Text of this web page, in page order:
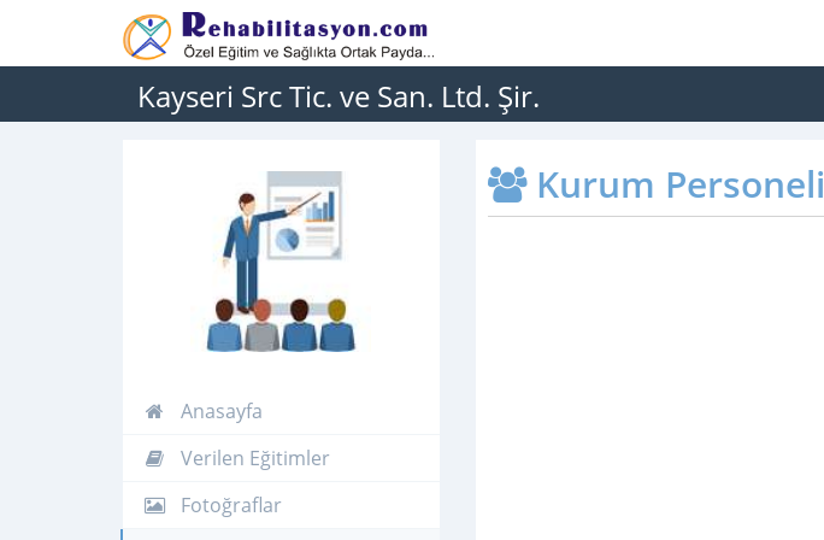
Kayseri Src Tic. ve San. Ltd. Şir.
Anasayfa
Verilen Eğitimler
Fotoğraflar
Kurum Personeli